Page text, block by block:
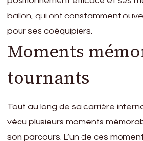
ballon, qui ont constamment
pour ses coéquipiers.
Moments
tournants
Tout au long de sa carrière
vécu plusieurs moments
son parcours. L’un de ces